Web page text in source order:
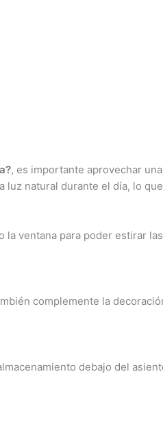
, es importante aprovechar
luz natural durante el día, lo
ventana para poder estirar
complemente la
debajo del